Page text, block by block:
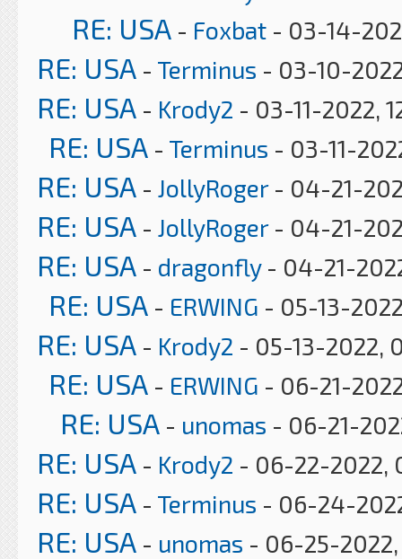
RE: USA - Foxbat - 03-14-
RE: USA - Terminus - 03-10-
RE: USA - Krody2 - 03-11-2022,
RE: USA - Terminus - 03-11-
RE: USA - JollyRoger- 04-21-
RE: USA - JollyRoger- 04-21-
RE: USA - dragonfly- 04-21-
RE: USA - ERWING - 05-13-
RE: USA - Krody2 - 05-13-2022,
RE: USA - ERWING - 06-21-
RE: USA - unomas - 06-21-
RE: USA - Krody2 - 06-22-2022,
RE: USA - Terminus - 06-24-
RE: USA - unomas - 06-25-2022,